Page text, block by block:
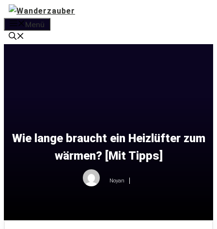
Zum
Inhalt
springen
Menü
Wie lange braucht ein Heizlüfter zum
wärmen? [Mit Tipps]
Noyan